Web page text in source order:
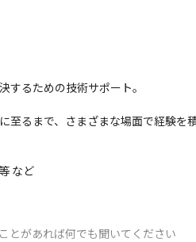
るための技術サポート。
るまで、さまざまな場面で経験を
など
とがあれば何でも聞いてください